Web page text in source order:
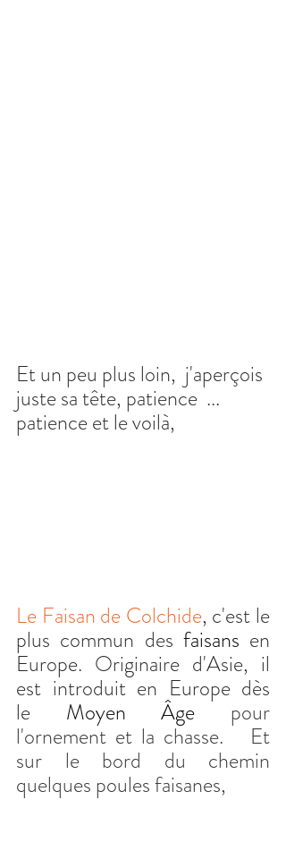
Et un peu plus loin,  j'aperçois
juste sa tête, patience  ...
patience et le voilà,
Le Faisan de Colchide, c'est le
plus commun des faisans en
Europe. Originaire d'Asie, il
est introduit en Europe dès
le Moyen Âge pour
l'ornement et la chasse.   Et
sur le bord du chemin
quelques poules faisanes,